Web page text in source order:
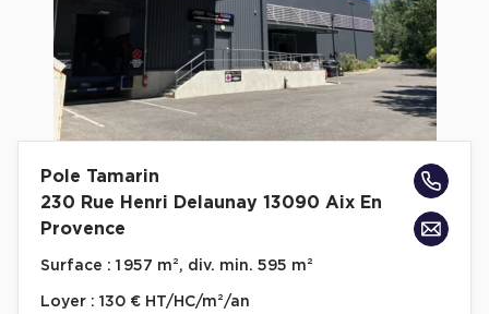
Pole Tamarin
230 Rue Henri Delaunay 13090 Aix En
Provence
Surface : 1 957 m², div. min. 595 m²
Loyer : 130 € HT/HC/m²/an